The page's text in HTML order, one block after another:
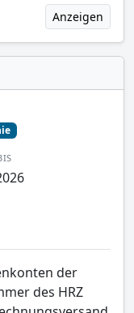
Anzeigen
der
des HRZ